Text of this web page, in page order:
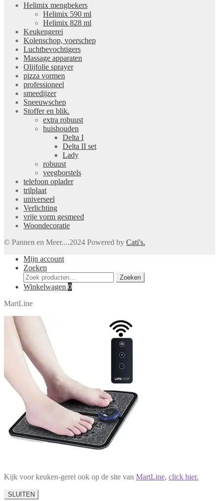
Helimix mengbekers
Helimix 590 ml
Helimix 828 ml
Keukengerei
Kolenschop, voerschep
Luchtbevochtigers
Massage apparaten
Olijfolie sprayer
pizza vormen
professioneel
smeedijzer
Sneeuwschep
Stoffer en blik.
extra robuust
huishouden
Delta I
Delta II set
Lady
robuust
veegborstels
telefoon oplader
trilplaat
universeel
Verlichting
vrije vorm gesmeed
Woondecoratie
© Pannen en Meer....2024 Powered by Cati's.
Mijn account
Zoeken
Zoeken
naar:
Zoeken
Winkelwagen 0
MartLine
Kijk voor keuken-gerei ook op de site van MartLine, click hier.
SLUITEN